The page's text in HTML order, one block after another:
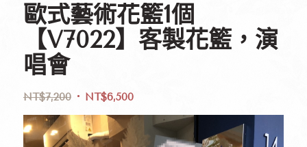
歐式藝術花籃1個
【V7022】客製花籃，演
唱會
NT$7,200 NT$6,500